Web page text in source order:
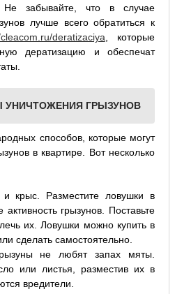
Не забывайте, что в случае
лучше всего обратиться к
deratizaciya , которые
дератизацию и обеспечат
ГРЫЗУНОВ
способов, которые могут
в квартире. Вот несколько
крыс. Разместите ловушки в
грызунов. Поставьте
их. Ловушки можно купить в
сделать самостоятельно.
не любят запах мяты.
или листья, разместив их в
вредители.